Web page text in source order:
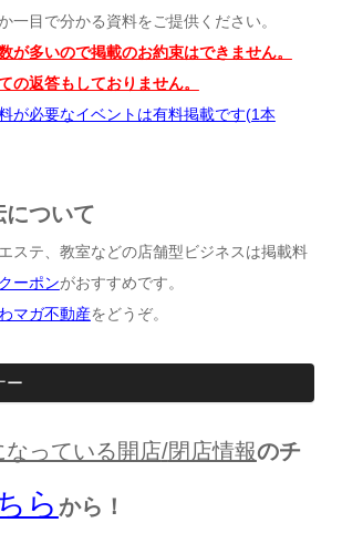
一目で分かる資料をご提供ください。
が多いので掲載のお約束はできません。
の返答もしておりません。
が必要なイベントは有料掲載です(1本
ついて
ステ、教室などの店舗型ビジネスは掲載料
ーポンがおすすめです。
マガ不動産をどうぞ。
ー
っている開店/閉店情報のチ
ら から！